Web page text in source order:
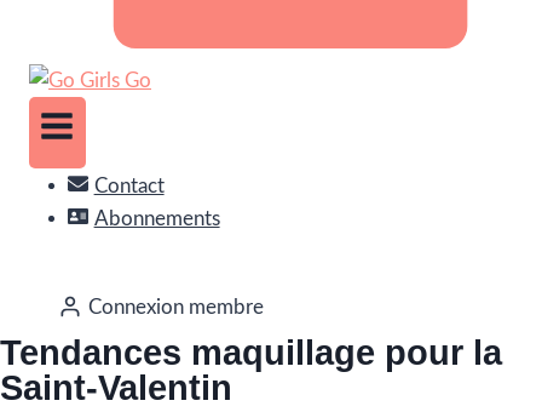
Contact
Abonnements
Connexion membre
Tendances maquillage pour la
Saint-Valentin